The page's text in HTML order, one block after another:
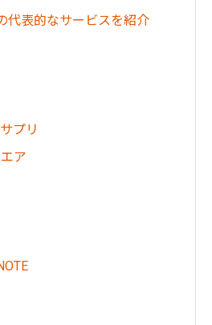
代表的なサービスを紹介
プリ
ア